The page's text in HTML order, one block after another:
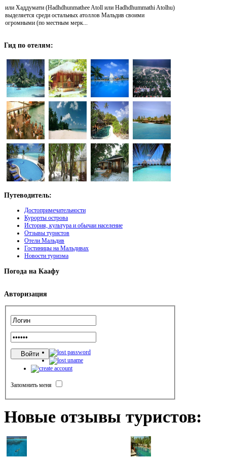
или Хаддумати (Hadhdhunmathee Atoll или Hadhdhummathi Atolhu)
выделяется среди остальных атоллов Мальдив своими
огромными (по местным мерк...
Гид по отелям:
Путеводитель:
Достопримечательности
Курорты острова
История, культура и обычаи население
Отзывы туристов
Отели Мальдив
Гостиницы на Мальдивах
Новости туризма
Погода на Каафу
Авторизация
Запомнить меня
Новые отзывы туристов: